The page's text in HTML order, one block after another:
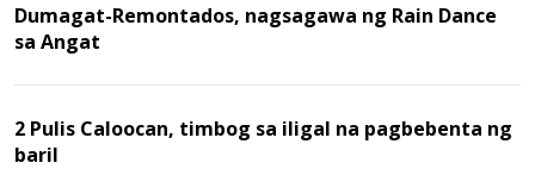
Dumagat-Remontados, nagsagawa ng Rain Dance
sa Angat
2 Pulis Caloocan, timbog sa iligal na pagbebenta ng
baril